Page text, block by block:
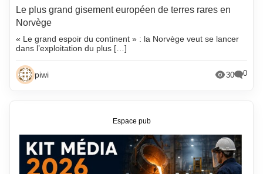
Le plus grand gisement européen de terres rares en
Norvège
« Le grand espoir du continent » : la Norvège veut se lancer
dans l’exploitation du plus […]
piwi 30 0
Espace pub